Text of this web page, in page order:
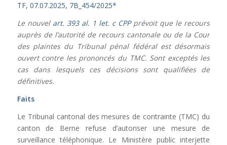
TF, 07.07.2025, 7B_454/2025*
Le nouvel art. 393 al. 1 let. c CPPprévoit que le recours
auprès de l’autorité de recours cantonale ou de la Cour
des plaintes du Tribunal pénal fédéral est désormais
ouvert contre les prononcés du TMC. Sont exceptés les
cas dans lesquels ces décisions sont qualifiées de
définitives.
Faits
Le Tribunal cantonal des mesures de contrainte (TMC) du
canton de Berne refuse d’autoriser une mesure de
surveillance téléphonique. Le Ministère public interjette